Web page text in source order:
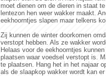
moet dienen om de dieren in staat
lentezon hen weer wakker maakt.
eekhoorntjes slapen maar telkens
Zij kunnen de winter doorkomen
verstopt hebben. Als ze wakker
Helaas voor de eekhoorntjes
plaatsen waar voedsel verstopt is.
te plaatsen. Hang het in het najaar
als de slaapkop wakker wordt kan